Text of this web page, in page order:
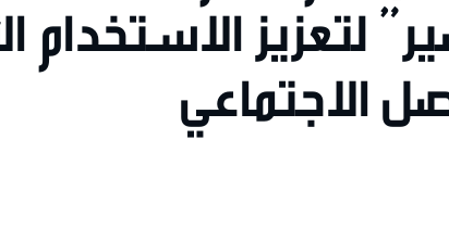
لتعزيز الاستخدام
الاجتماعي